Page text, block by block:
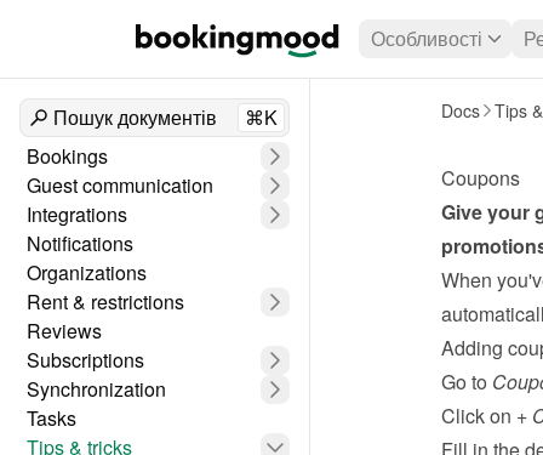
Особливості
Пошук документів
⌘K
Bookings
Guest communication
Integrations
Notifications
Organizations
Rent & restrictions
Reviews
Subscriptions
Synchronization
Tasks
Tips & tricks
Docs Tips
Coupons
Give your
When
Adding
Go to
Click on +